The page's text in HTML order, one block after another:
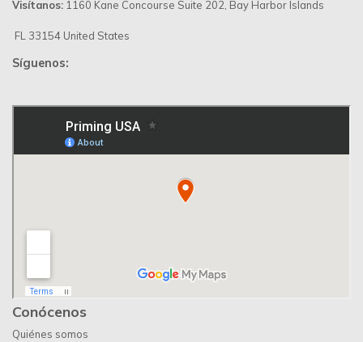
Visítanos: 1160 Kane Concourse Suite 202, Bay Harbor Islands
FL 33154 United States
Síguenos:
Conócenos
Quiénes somos